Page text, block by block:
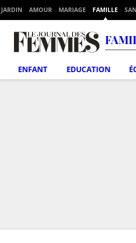
JARDIN AMOUR MARIAGE FAMILLE
ENFANT EDUCATION